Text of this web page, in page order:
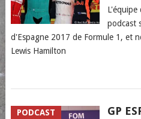
L'équipe
podcast
d'Espagne 2017 de Formule 1, et
Lewis Hamilton
PODCAST
GP